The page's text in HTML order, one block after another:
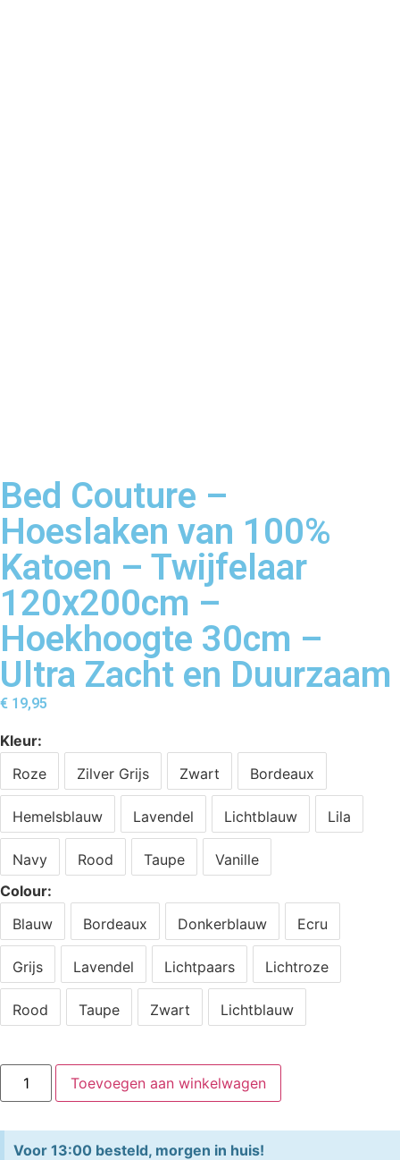
Bed Couture –
Hoeslaken van 100%
Katoen – Twijfelaar
120x200cm –
Hoekhoogte 30cm –
Ultra Zacht en Duurzaam
€ 19,95
Kleur
Roze
Zilver Grijs Zwart Bordeaux
Hemelsblauw Lavendel Lichtblauw Lila
Navy Rood Taupe
Vanille
Colour
Blauw
Bordeaux Donkerblauw Ecru
Grijs Lavendel Lichtpaars Lichtroze
Rood Taupe Zwart Lichtblauw
Toevoegen aan winkelwagen
Voor 13:00 besteld, morgen in huis!